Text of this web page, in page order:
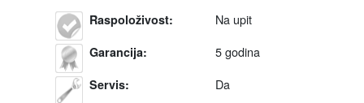
Raspoloživost: Na upit
Garancija: 5 godina
Servis: Da